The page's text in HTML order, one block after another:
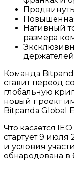
Нативный
размера
держателей
Команда
ставит переод
глобальную
новый проект
Bitpanda Global
Что касается
стартует 9
и условия
обнародована